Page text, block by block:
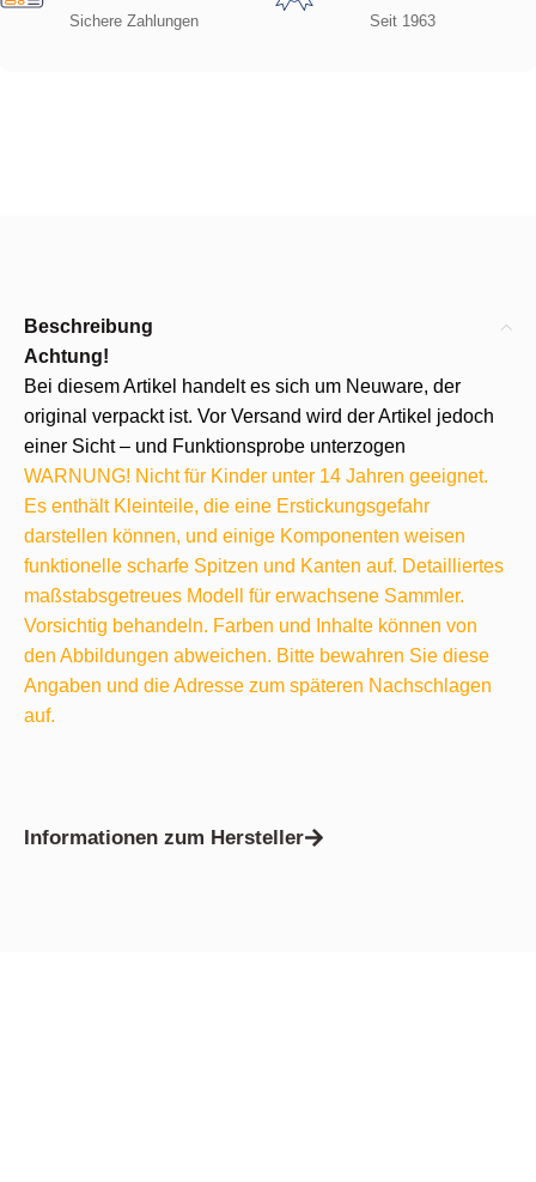
Sichere Zahlungen Seit 1963
Beschreibung
Achtung!
Bei diesem Artikel handelt es sich um Neuware, der
original verpackt ist. Vor Versand wird der Artikel jedoch
einer Sicht – und Funktionsprobe unterzogen
WARNUNG! Nicht für Kinder unter 14 Jahren geeignet.
Es enthält Kleinteile, die eine Erstickungsgefahr
darstellen können, und einige Komponenten weisen
funktionelle scharfe Spitzen und Kanten auf. Detailliertes
maßstabsgetreues Modell für erwachsene Sammler.
Vorsichtig behandeln. Farben und Inhalte können von
den Abbildungen abweichen. Bitte bewahren Sie diese
Angaben und die Adresse zum späteren Nachschlagen
auf.
Informationen zum Hersteller